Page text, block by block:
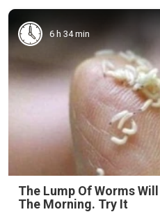
6 h 34 min
The Lump Of Worms
The Morning. Try It